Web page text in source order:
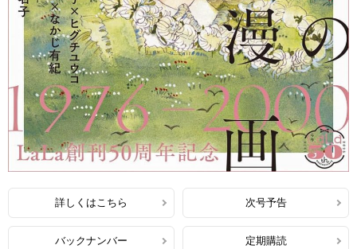
詳しくはこちら 次号予告
バックナンバー 定期購読